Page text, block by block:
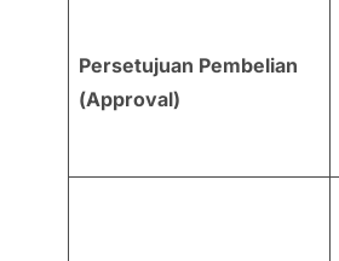
Persetujuan Pembelian
(Approval)